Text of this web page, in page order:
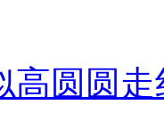
高圆圆走